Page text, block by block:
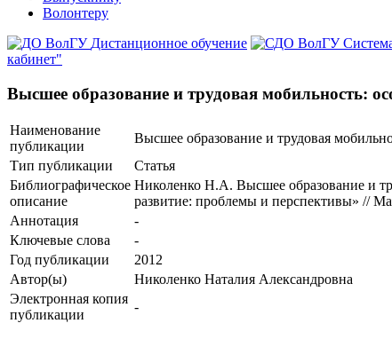
Волонтеру
Дистанционное обучение
кабинет"
Высшее образование и трудовая мобильность:
Наименование
публикации
Высшее образование и трудовая
Тип публикации
Статья
Библиографическое
описание
Николенко Н.А. Высшее образование и
развитие: проблемы и перспективы» //
Аннотация
-
Ключевые cлова
-
Год публикации
2012
Автор(ы)
Николенко Наталия Александровна
Электронная копия
публикации
-